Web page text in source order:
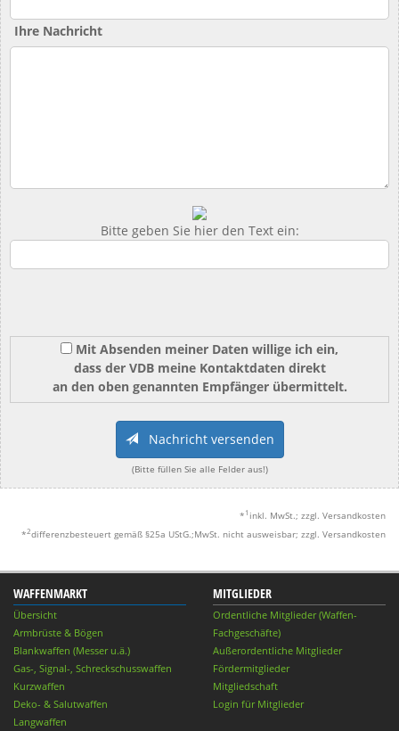
Ihre Nachricht
Bitte geben Sie hier den Text ein:
Mit Absenden meiner Daten willige ich ein,
dass der VDB meine Kontaktdaten direkt
an den oben genannten Empfänger übermittelt.
Nachricht versenden
(Bitte füllen Sie alle Felder aus!)
* 1 inkl. MwSt.; zzgl. Versandkosten
*2differenzbesteuert gemäß §25a UStG.;MwSt. nicht ausweisbar; zzgl. Versandkosten
WAFFENMARKT
Übersicht
Armbrüste & Bögen
Blankwaffen (Messer u.ä.)
Gas-, Signal-, Schreckschusswaffen
Kurzwaffen
Deko- & Salutwaffen
Langwaffen
MITGLIEDER
Ordentliche Mitglieder (Waffen-
Fachgeschäfte)
Außerordentliche Mitglieder
Fördermitglieder
Mitgliedschaft
Login für Mitglieder